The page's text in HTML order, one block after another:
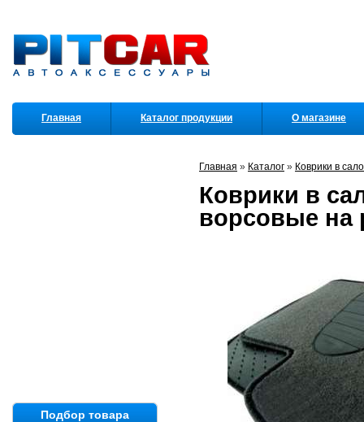
Главная » Каталог » Коврики в
Коврики в
ворсовые на
Главная Каталог продукции О магазине
Подбор товара